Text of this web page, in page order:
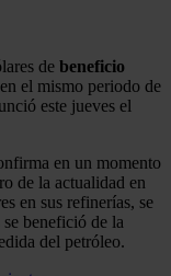
de beneficio
el mismo periodo de
este jueves el
en un momento
de la actualidad en
en sus refinerías, se
benefició de la
del petróleo.